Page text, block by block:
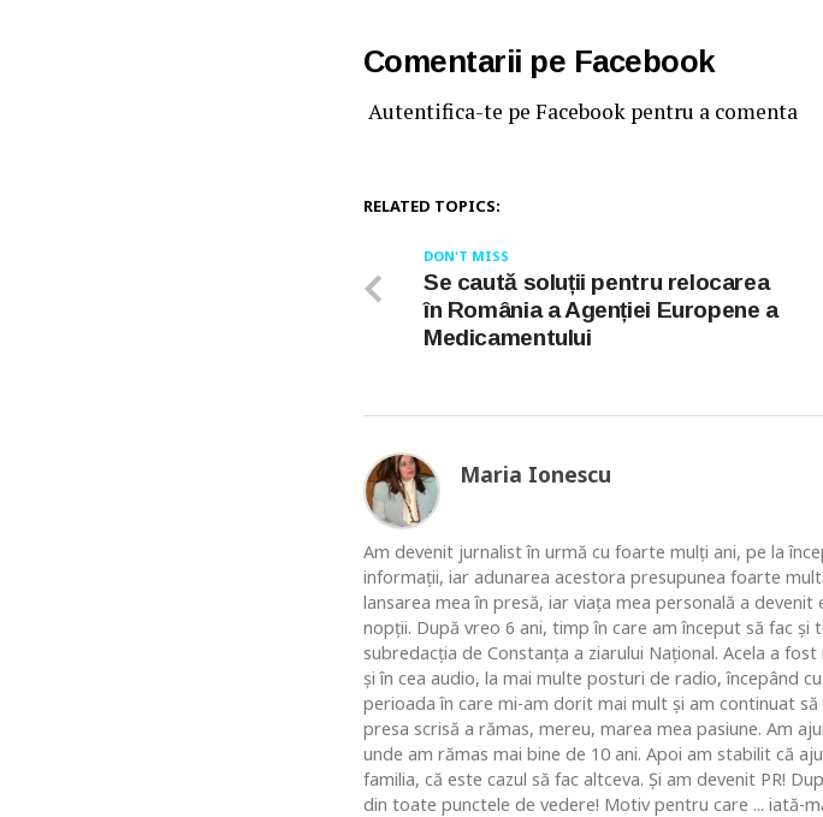
Comentarii pe Facebook
Autentifica-te pe Facebook pentru a comenta
RELATED TOPICS:
DON'T MISS
Se caută soluții pentru relocarea
în România a Agenției Europene a
Medicamentului
Maria Ionescu
Am devenit jurnalist în urmă cu foarte mulţi ani, pe la
informaţii, iar adunarea acestora presupunea foarte
lansarea mea în presă, iar viaţa mea personală a
nopţii. După vreo 6 ani, timp în care am început să fac şi
subredacţia de Constanţa a ziarului Naţional. Acela a
şi în cea audio, la mai multe posturi de radio, începând
perioada în care mi-am dorit mai mult şi am continuat să
presa scrisă a rămas, mereu, marea mea pasiune. Am
unde am rămas mai bine de 10 ani. Apoi am stabilit că
familia, că este cazul să fac altceva. Şi am devenit PR!
din toate punctele de vedere! Motiv pentru care ... iată-